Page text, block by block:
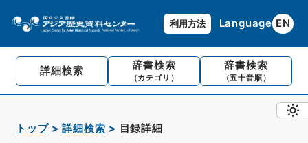
利用方法 Language EN
詳細検索 辞書検索
（カテゴリ）
辞書検索
（五十音順）
トップ 詳細検索 目録詳細